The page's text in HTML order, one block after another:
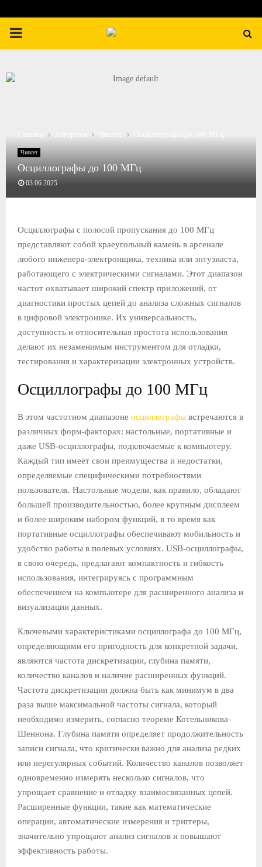
П
И
О
Е
М
Е
Ю
Чипсет
Осциллографы до 100 МГц
03.06.2025
Осциллографы с полосой пропускания до 100 МГц
представляют собой краеугольный камень в арсенале
любого инженера-электронщика, техника или энтузиаста,
работающего с электрическими сигналами. Этот диапазон
частот охватывает широкий спектр приложений, от
диагностики простых цепей до анализа сложных сигналов
в цифровой электронике. Их универсальность,
доступность и относительная простота использования
делают их незаменимым инструментом для отладки,
тестирования и характеризации электронных устройств.
Осциллографы до 100 МГц
В этом частотном диапазоне осциллографы встречаются в
различных форм-факторах: настольные, портативные и
даже USB-осциллографы, подключаемые к компьютеру.
Каждый тип имеет свои преимущества и недостатки,
определяемые специфическими потребностями
пользователя. Настольные модели, как правило, обладают
большей производительностью, более крупным дисплеем
и более широким набором функций, в то время как
портативные осциллографы обеспечивают мобильность и
удобство работы в полевых условиях. USB-осциллографы,
в свою очередь, предлагают компактность и гибкость
использования, интегрируясь с программным
обеспечением на компьютере для расширенного анализа и
визуализации данных.
Ключевыми характеристиками осциллографа до 100 МГц,
определяющими его пригодность для конкретной задачи,
являются частота дискретизации, глубина памяти,
количество каналов и наличие расширенных функций.
Частота дискретизации должна быть как минимум в два
раза выше максимальной частоты сигнала, который
необходимо измерить, согласно теореме Котельникова-
Шеннона. Глубина памяти определяет продолжительность
записи сигнала, что критически важно для анализа редких
или нерегулярных событий. Количество каналов позволяет
одновременно измерять несколько сигналов, что
упрощает сравнение и отладку взаимосвязанных цепей.
Расширенные функции, такие как математические
операции, автоматические измерения и триггеры,
значительно упрощают анализ сигналов и повышают
эффективность работы.